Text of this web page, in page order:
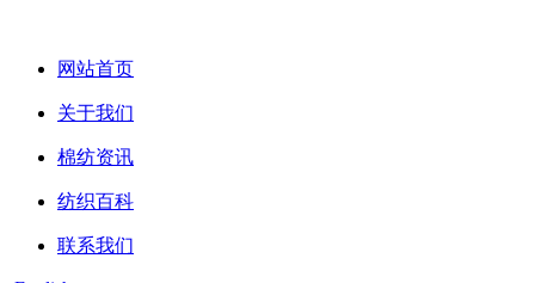
网站首页
关于我们
棉纺资讯
纺织百科
联系我们